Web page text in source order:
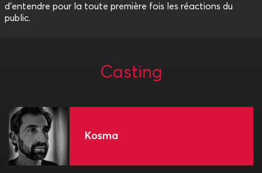
d’entendre pour la toute première fois les réactions du
public.
Casting
Kosma